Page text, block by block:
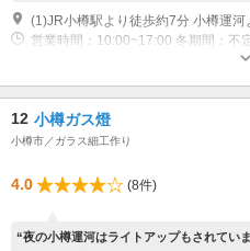
(1)JR小樽駅より徒歩約7分 小樽運河
営業時間：10:00~17:00 冬期間：不
12 小樽ガス燈
小樽市／ガラス細工作り
4.0 (8件)
“夜の小樽運河はライトアップもされてい